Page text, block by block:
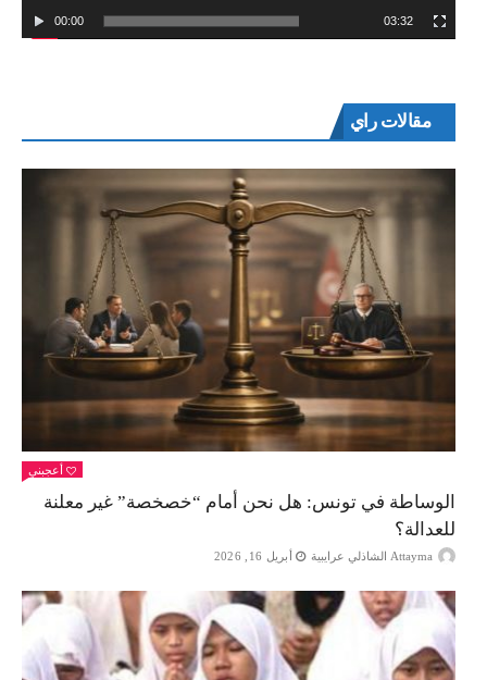
00:00 03:32
مقالات راي
أعجبني
الوساطة في تونس: هل نحن أمام “خصخصة” غير معلنة
للعدالة؟
Attayma الشاذلي عرايبية أبريل 16, 2026